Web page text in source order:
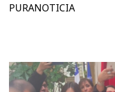
PURANOTICIA